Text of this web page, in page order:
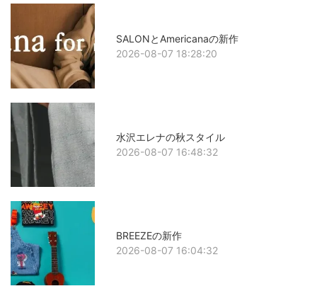
SALONとAmericanaの新作
2026-08-07 18:28:20
水沢エレナの秋スタイル
2026-08-07 16:48:32
BREEZEの新作
2026-08-07 16:04:32